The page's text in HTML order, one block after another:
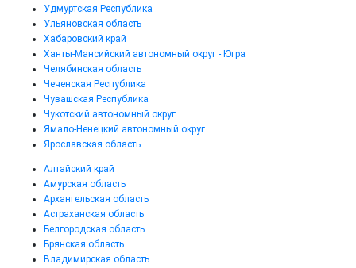
Удмуртская Республика
Ульяновская область
Хабаровский край
Ханты-Мансийский автономный округ - Югра
Челябинская область
Чеченская Республика
Чувашская Республика
Чукотский автономный округ
Ямало-Ненецкий автономный округ
Ярославская область
Алтайский край
Амурская область
Архангельская область
Астраханская область
Белгородская область
Брянская область
Владимирская область